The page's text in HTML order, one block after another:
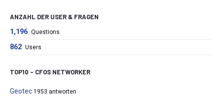
ANZAHL DER USER & FRAGEN
1,196 Questions
862 Users
TOP10 – CFOS NETWORKER
Geotec 1953 antworten